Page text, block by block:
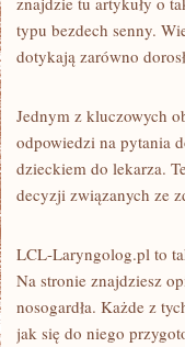
typu bezdech senny.
dotykają zarówno
Jednym z kluczowych
odpowiedzi na pytania
dzieckiem do lekarza.
decyzji związanych ze
LCL-Laryngolog.pl to
Na stronie znajdziesz
nosogardła. Każde z
jak się do niego